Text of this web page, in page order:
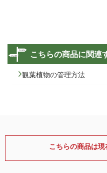
こちらの商品に関連
観葉植物の管理方法
こちらの商品は